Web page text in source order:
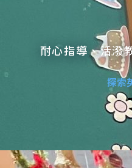
耐心指導、活潑
探索